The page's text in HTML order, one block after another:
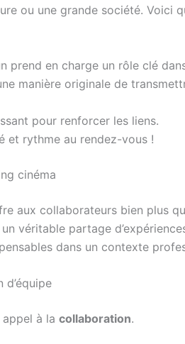
ou une grande société. Voici
prend en charge un rôle clé
manière originale de
pour renforcer les liens.
et rythme au rendez-vous !
cinéma
aux collaborateurs bien plus
véritable partage
dans un contexte
d’équipe
à la collaboration.